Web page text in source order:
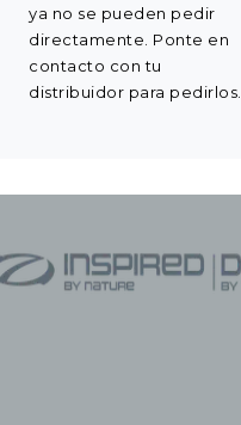
ya no se pueden pedir
directamente. Ponte en
contacto con tu
distribuidor para pedirlos.